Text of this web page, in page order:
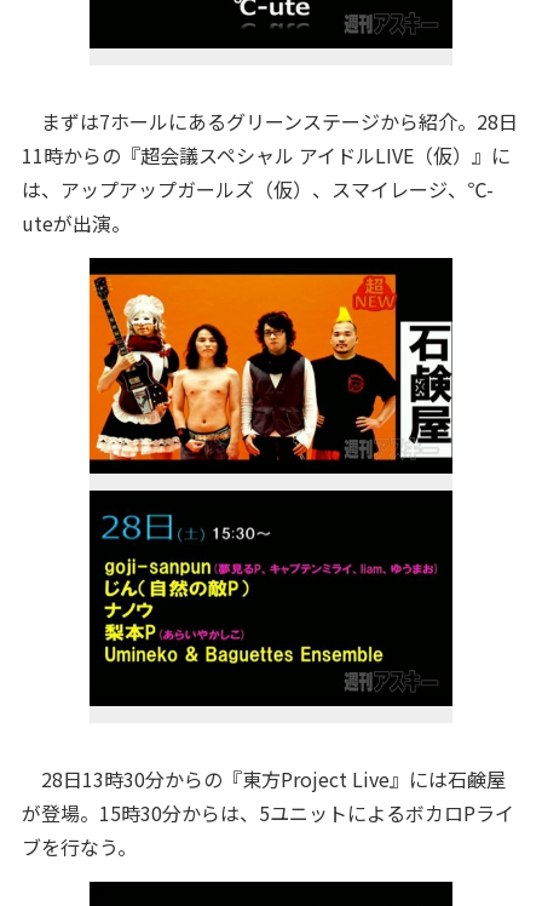
まずは7ホールにあるグリーンステージから紹介。28日
11時からの『超会議スペシャル アイドルLIVE（仮）』に
は、アップアップガールズ（仮）、スマイレージ、℃-
uteが出演。
28日13時30分からの『東方Project Live』には石鹸屋
が登場。15時30分からは、5ユニットによるボカロPライ
ブを行なう。